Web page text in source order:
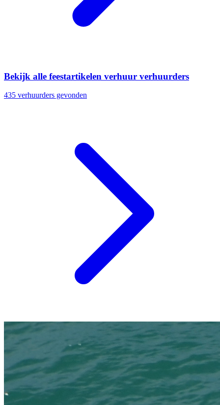
Bekijk alle feestartikelen verhuur verhuurders
435 verhuurders gevonden